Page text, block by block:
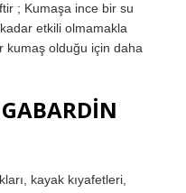
; Kumaşa ince bir su
etkili olmamakla
kumaş olduğu için daha
kayak kıyafetleri,